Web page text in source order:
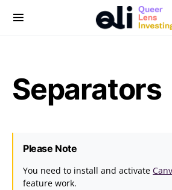
Separators
Please Note
You need to install and activate
feature work.
Subscribe to our
We will send you the latest updates
year. No spam, ever!
Enter your email